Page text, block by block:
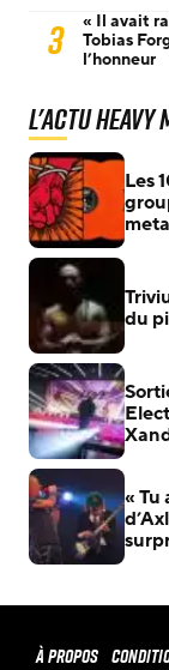
3
« Il avait
Tobias
l’honneur
L'actu Heavy
Les
du
« Tu
À propos